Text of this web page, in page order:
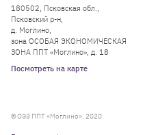
180502, Псковская обл.,
Псковский р-н,
д. Моглино,
зона ОСОБАЯ ЭКОНОМИЧЕСКАЯ
ЗОНА ППТ «Моглино», д. 18
Посмотреть на карте
© ОЭЗ ППТ «Моглино», 2020